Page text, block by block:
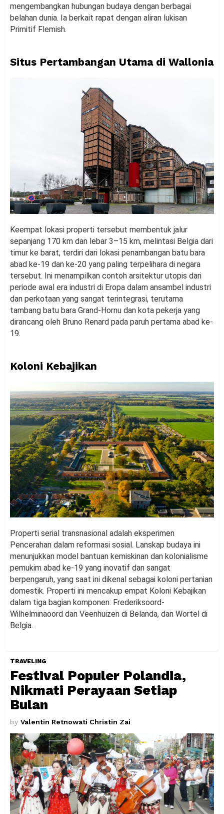
mengembangkan hubungan budaya dengan berbagai
belahan dunia. Ia berkait rapat dengan aliran lukisan
Primitif Flemish.
Situs Pertambangan Utama di Wallonia
Keempat lokasi properti tersebut membentuk jalur
sepanjang 170 km dan lebar 3–15 km, melintasi Belgia dari
timur ke barat, terdiri dari lokasi penambangan batu bara
abad ke-19 dan ke-20 yang paling terpelihara di negara
tersebut. Ini menampilkan contoh arsitektur utopis dari
periode awal era industri di Eropa dalam ansambel industri
dan perkotaan yang sangat terintegrasi, terutama
tambang batu bara Grand-Hornu dan kota pekerja yang
dirancang oleh Bruno Renard pada paruh pertama abad ke-
19.
Koloni Kebajikan
Properti serial transnasional adalah eksperimen
Pencerahan dalam reformasi sosial. Lanskap budaya ini
menunjukkan model bantuan kemiskinan dan kolonialisme
pemukim abad ke-19 yang inovatif dan sangat
berpengaruh, yang saat ini dikenal sebagai koloni pertanian
domestik. Properti ini mencakup empat Koloni Kebajikan
dalam tiga bagian komponen: Frederiksoord-
Wilhelminaoord dan Veenhuizen di Belanda, dan Wortel di
Belgia.
TRAVELING
Festival Populer Polandia,
Nikmati Perayaan Setiap
Bulan
by Valentin Retnowati Christin Zai